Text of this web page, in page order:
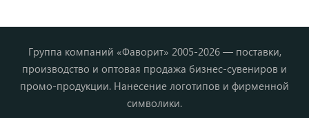
Группа компаний «Фаворит» 2005-2026 — поставки,
производство и оптовая продажа бизнес-сувениров и
промо-продукции. Нанесение логотипов и фирменной
символики.